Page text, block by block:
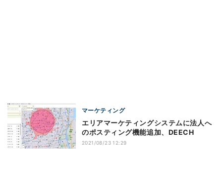
マーケティング
エリアマーケティングシステムに法人へ
のポスティング機能追加、DEECH
2021/08/23 12:29